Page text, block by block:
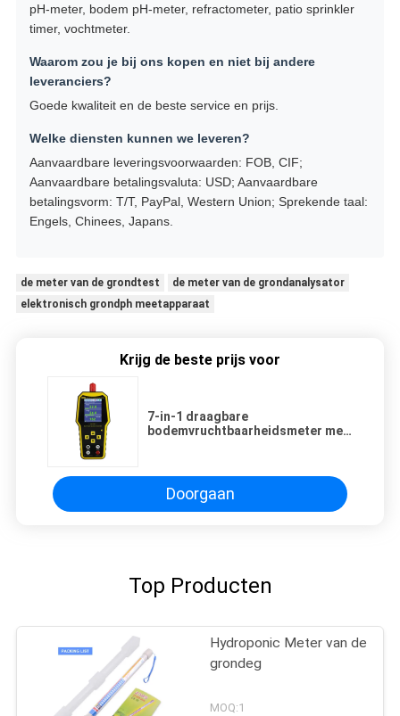
pH-meter, bodem pH-meter, refractometer, patio sprinkler
timer, vochtmeter.
Waarom zou je bij ons kopen en niet bij andere
leveranciers?
Goede kwaliteit en de beste service en prijs.
Welke diensten kunnen we leveren?
Aanvaardbare leveringsvoorwaarden: FOB, CIF;
Aanvaardbare betalingsvaluta: USD; Aanvaardbare
betalingsvorm: T/T, PayPal, Western Union; Sprekende taal:
Engels, Chinees, Japans.
de meter van de grondtest
de meter van de grondanalysator
elektronisch grondph meetapparaat
Krijg de beste prijs voor
7-in-1 draagbare
bodemvruchtbaarheidsmeter met
NPK, PH, EC, Temperatuur en
Vochtigheid
Doorgaan
Top Producten
Hydroponic Meter van de
grondeg
MOQ:1